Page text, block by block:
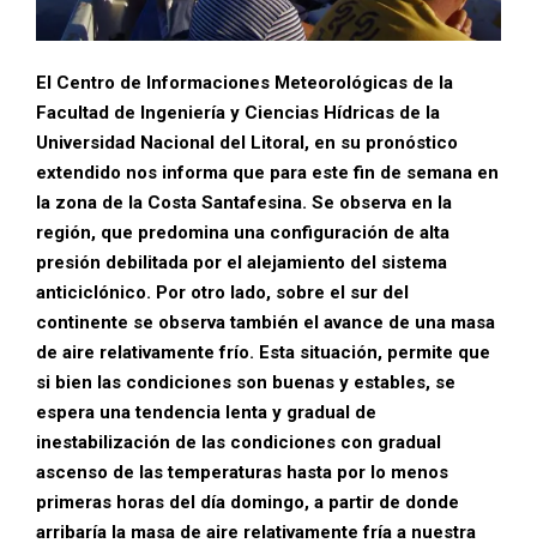
El Centro de Informaciones Meteorológicas de la
Facultad de Ingeniería y Ciencias Hídricas de la
Universidad Nacional del Litoral, en su pronóstico
extendido nos informa que para este fin de semana en
la zona de la Costa Santafesina. Se observa en la
región, que predomina una configuración de alta
presión debilitada por el alejamiento del sistema
anticiclónico. Por otro lado, sobre el sur del
continente se observa también el avance de una masa
de aire relativamente frío. Esta situación, permite que
si bien las condiciones son buenas y estables, se
espera una tendencia lenta y gradual de
inestabilización de las condiciones con gradual
ascenso de las temperaturas hasta por lo menos
primeras horas del día domingo, a partir de donde
arribaría la masa de aire relativamente fría a nuestra